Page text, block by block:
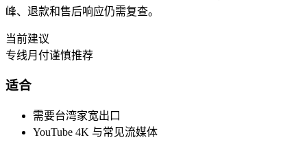
峰、退款和售后响应仍需复查。
当前建议
专线月付谨慎推荐
适合
需要台湾家宽出口
YouTube 4K 与常见流媒体